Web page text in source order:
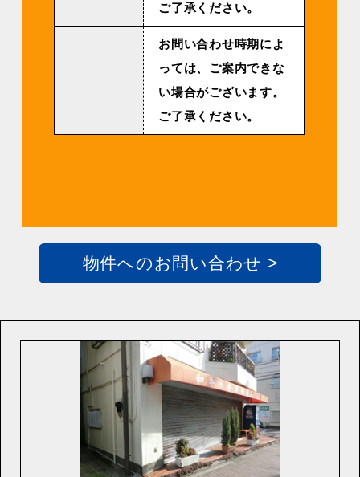
ご了承ください。
お問い合わせ時期によ
っては、ご案内できな
い場合がございます。
ご了承ください。
物件へのお問い合わせ >